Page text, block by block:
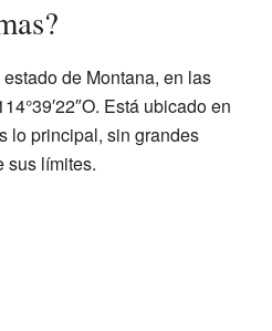
de Montana, en las
Está ubicado en
lo principal, sin grandes
sus límites.